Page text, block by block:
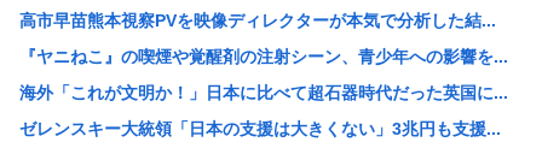
柳葉敏郎の代表作、「踊る大捜査線しかない」
産経新聞、東北で新聞発行休止へ
【衝撃】JKの従姉妹が泊まりに来た結果www
【速報】なぜか読める画像が発見されるwww
高市早苗熊本視察PVを映像ディレクターが本気で分析した結...
『ヤニねこ』の喫煙や覚醒剤の注射シーン、青少年への影響を...
海外「これが文明か！」日本に比べて超石器時代だった英国に...
ゼレンスキー大統領「日本の支援は大きくない」3兆円も支援...